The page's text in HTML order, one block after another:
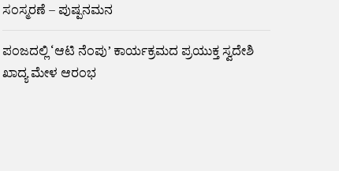
ಸಂಸ್ಮರಣೆ – ಪುಷ್ಪನಮನ
ಪಂಜದಲ್ಲಿ ‘ಆಟಿ ನೆಂಪು’ ಕಾರ್ಯಕ್ರಮದ ಪ್ರಯುಕ್ತ ಸ್ವದೇಶಿ
ಖಾದ್ಯ ಮೇಳ ಆರಂಭ